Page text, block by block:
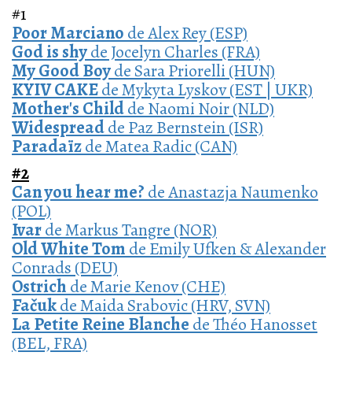
#1
Poor Marciano de Alex Rey (ESP)
God is shyde Jocelyn Charles (FRA)
My Good Boyde Sara Priorelli (HUN)
KYIV CAKEde Mykyta Lyskov (EST | UKR)
Mother's Childde Naomi Noir (NLD)
Widespreadde Paz Bernstein (ISR)
Paradaïzde Matea Radic (CAN)
#2
Can you hear me? de Anastazja Naumenko
(POL)
Ivarde Markus Tangre (NOR)
Old White Tom de Emily Ufken & Alexander
Conrads (DEU)
Ostrich de Marie Kenov (CHE)
Fačukde Maida Srabovic (HRV, SVN)
La Petite Reine Blanche de Théo Hanosset
(BEL, FRA)